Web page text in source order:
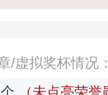
/虚拟奖杯情况
（未点亮荣